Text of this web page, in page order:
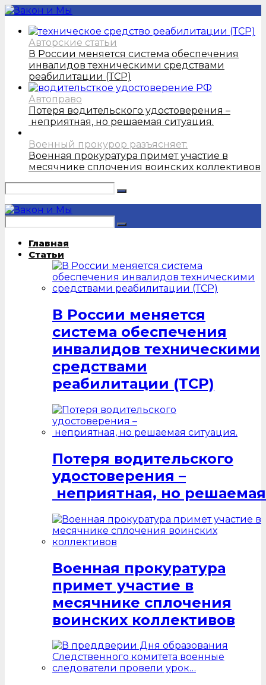
Авторские статьи
В России меняется система обеспечения
инвалидов техническими средствами
реабилитации (ТСР)
Автоправо
Потеря водительского удостоверения –
неприятная, но решаемая ситуация.
Военный прокурор разъясняет:
Военная прокуратура примет участие в
месячнике сплочения воинских коллективов
Главная
Статьи
В России меняется
система обеспечения
инвалидов техническими
средствами
реабилитации (ТСР)
Потеря водительского
удостоверения –
неприятная, но
Военная прокуратура
примет участие в
месячнике сплочения
воинских коллективов